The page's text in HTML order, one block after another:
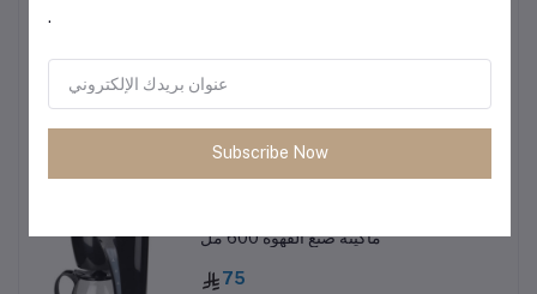
• طاولة متعددة الاستخدمات خفيفة الوزن
85
ماكينة صنع القهوة 600 مل
75
.
Subscribe Now